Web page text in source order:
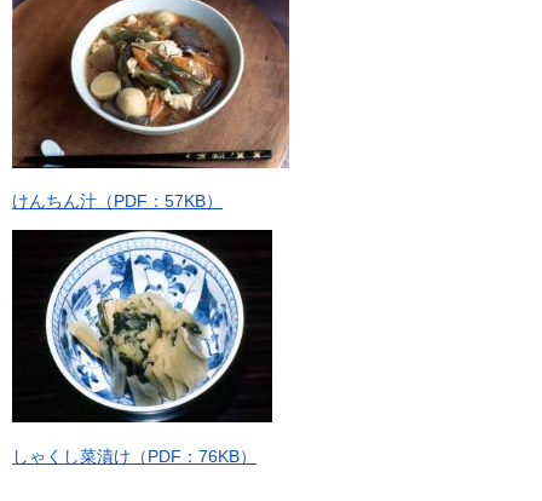
けんちん汁（PDF：57KB）
しゃくし菜漬け（PDF：76KB）